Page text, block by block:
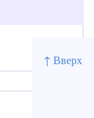
↑ Вверх